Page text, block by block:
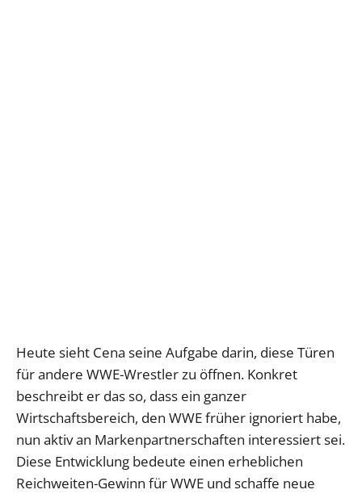
Heute sieht Cena seine Aufgabe darin, diese Türen
für andere WWE-Wrestler zu öffnen. Konkret
beschreibt er das so, dass ein ganzer
Wirtschaftsbereich, den WWE früher ignoriert habe,
nun aktiv an Markenpartnerschaften interessiert sei.
Diese Entwicklung bedeute einen erheblichen
Reichweiten-Gewinn für WWE und schaffe neue